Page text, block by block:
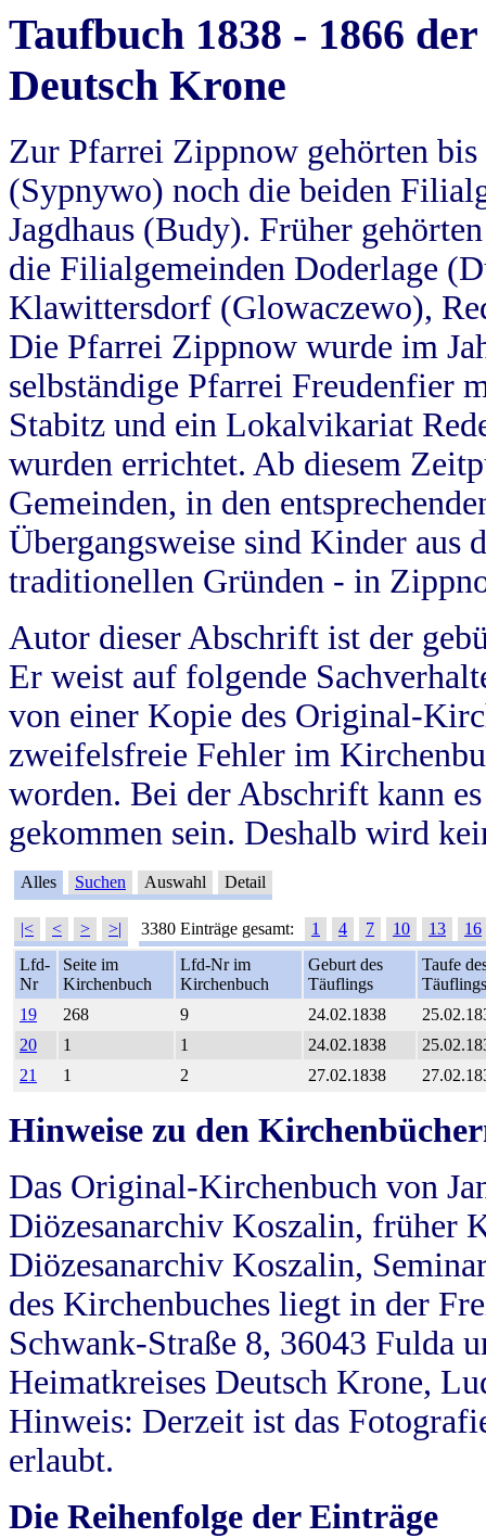
Taufbuch 1838 - 1866
Deutsch Krone
Zur Pfarrei Zippnow gehörten
(Sypnywo) noch die beiden
Jagdhaus (Budy). Früher
die Filialgemeinden Doderlage
Klawittersdorf (Glowaczewo),
Die Pfarrei Zippnow wurde im
selbständige Pfarrei Freudenfier
Stabitz und ein Lokalvikariat
wurden errichtet. Ab diesem
Gemeinden, in den
Übergangsweise sind Kinder aus
traditionellen Gründen - in
Autor dieser Abschrift ist der
Er weist auf folgende
von einer Kopie des Original-
zweifelsfreie Fehler im
worden. Bei der Abschrift kann
gekommen sein. Deshalb wird
Alles Suchen Auswahl Detail
|< < > >| 3380 Einträge gesamt: 1 4 7 10 13
16
Lfd-
Nr
Seite im
Kirchenbuch
Lfd-Nr im
Kirchenbuch
Geburt des
Täuflings
Taufe
Täuflings
19
268 9 24.02.1838
20
1 1 24.02.1838
21
1 2 27.02.1838
Hinweise zu den
Das Original-Kirchenbuch von
Diözesanarchiv Koszalin, früher
Diözesanarchiv Koszalin,
des Kirchenbuches liegt in der
Schwank-Straße 8, 36043 Fulda
Heimatkreises Deutsch Krone,
Hinweis: Derzeit ist das
erlaubt.
Die Reihenfolge der Einträge